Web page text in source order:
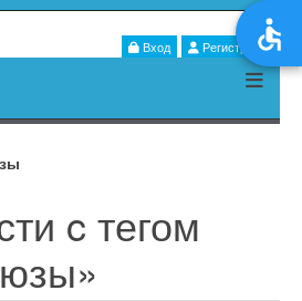
Вход Регистрация
c тегом